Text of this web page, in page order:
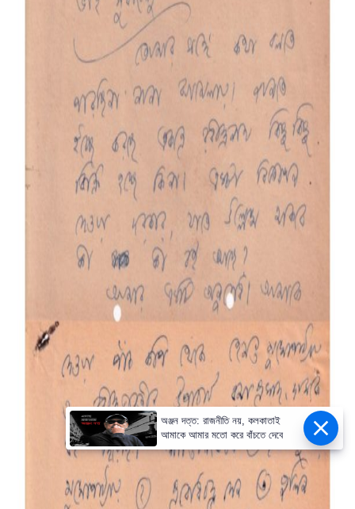
অঞ্জন দত্ত: রাজনীতি নয়, কলকাতাই
আমাকে আমার মতো করে বাঁচতে দেবে